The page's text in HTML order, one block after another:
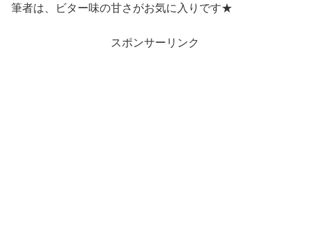
筆者は、ビター味の甘さがお気に入りです★
スポンサーリンク